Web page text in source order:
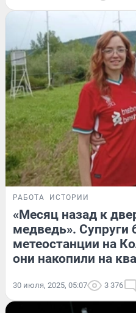
РАБОТА ИСТОРИИ
«Месяц назад к
медведь». Супруги
метеостанции на
они накопили на
30 июля, 2025, 05:07 3 376